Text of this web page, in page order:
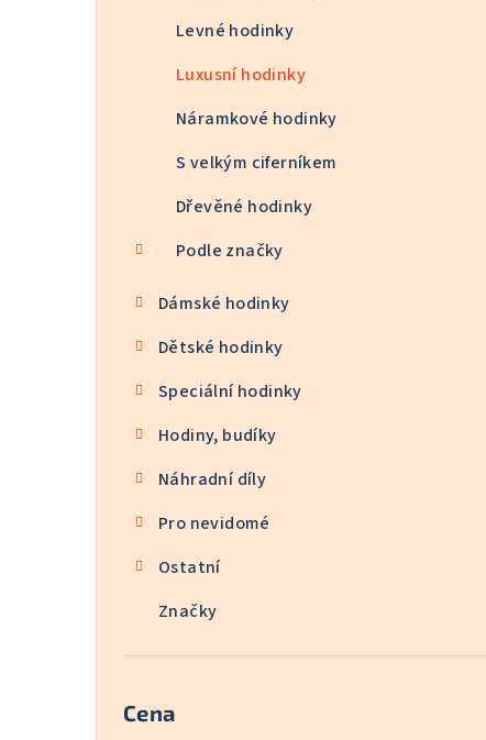
Levné hodinky
Luxusní hodinky
Náramkové hodinky
S velkým ciferníkem
Dřevěné hodinky
Podle značky
Dámské hodinky
Dětské hodinky
Speciální hodinky
Hodiny, budíky
Náhradní díly
Pro nevidomé
Ostatní
Značky
Cena